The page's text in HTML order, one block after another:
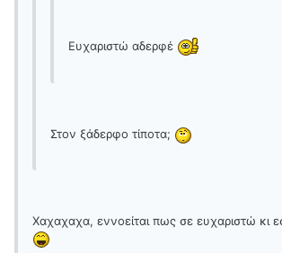
Ευχαριστώ αδερφέ
Στον ξάδερφο τίποτα;
Χαχαχαχα, εννοείται πως σε ευχαριστώ κι